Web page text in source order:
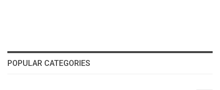
POPULAR CATEGORIES